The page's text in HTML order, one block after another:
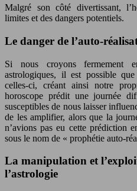
Malgré son côté divertissant,
limites et des dangers potentiels.
Le danger de l’auto-
Si nous croyons fermement
astrologiques, il est possible
celles-ci, créant ainsi notre
horoscope prédit une journée
susceptibles de nous laisser
de les amplifier, alors que la
n’avions pas eu cette prédiction
sous le nom de « prophétie auto-
La manipulation et
l’astrologie